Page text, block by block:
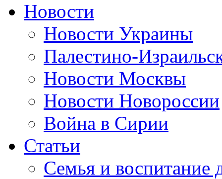
Новости
Новости Украины
Палестино-
Новости Москвы
Новости Новороссии
Война в Сирии
Статьи
Семья и воспитание